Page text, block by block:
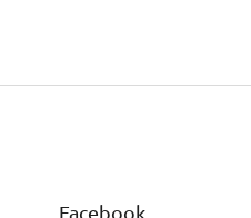
Facebook